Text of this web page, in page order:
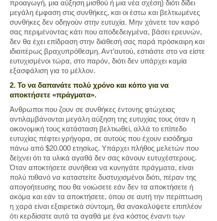
προαγωγή, μια αύξηση μισθού ή μια νέα σχέση) διότι δίδει
μεγάλη έμφαση στις συνθήκες, και οι έστω και βελτιωμένες
συνθήκες δεν οδηγούν στην ευτυχία. Μην χάνετε τον καιρό
σας περιμένοντας κάτι που αποδεδειγμένα, βάσει ερευνών,
δεν θα έχει επίδραση στην διάθεσή σας παρά πρόσκαιρη και
ιδιαιτέρως βραχυπρόθεσμη. Αντ’αυτού, εστιάστε στο να είστε
ευτυχισμένοι τώρα, στο παρόν, διότι δεν υπάρχει καμία
εξασφάλιση για το μέλλον.
2. Το να δαπανάτε πολύ χρόνο και κόπο για να
αποκτήσετε «πράγματα».
Άνθρωποι που ζουν σε συνθήκες έντονης φτώχειας
αντιλαμβάνονται μεγάλη αύξηση της ευτυχίας τους όταν η
οικονομική τους κατάσταση βελτιωθεί, αλλά το επίπεδο
ευτυχίας πέφτει γρήγορα, σε αυτούς που έχουν εισόδημα
πάνω από $20.000 ετησίως. Υπάρχει πλήθος μελετών που
δείχνει ότι τα υλικά αγαθά δεν σας κάνουν ευτυχέστερους.
Όταν αποκτήσετε συνήθεια να κυνηγάτε πράγματα, είναι
πολύ πιθανό να καταστείτε δυστυχισμένοι διότι, πέραν της
απογοήτευσης που θα νοιώσετε εάν δεν τα αποκτήσετε ή
ακόμα και εάν τα αποκτήσετε, όπου σε αυτή την περίπτωση
η χαρά είναι εξαιρετικά σύντομη, θα ανακαλύψετε επιπλέον
ότι κερδίσατε αυτά τα αγαθά με ένα κόστος έναντι των